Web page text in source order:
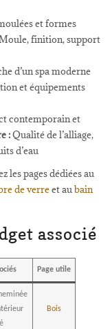
et formes
finition, support
d’un spa moderne
et équipements
contemporain et
:Qualité de l’alliage,
d’eau
les pages dédiées au
de verreet aubain
associé
Page utile
Bois